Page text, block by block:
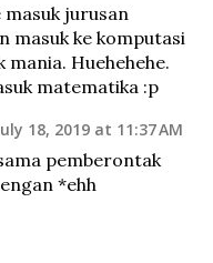
masuk jurusan
masuk ke komputasi
Huehehehe.
matematika :p
18, 2019 at 11:37 AM
pemberontak
*ehh